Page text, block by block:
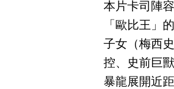
本片卡司陣
「歐比王」
子女（梅西
控、史前巨
暴龍展開近